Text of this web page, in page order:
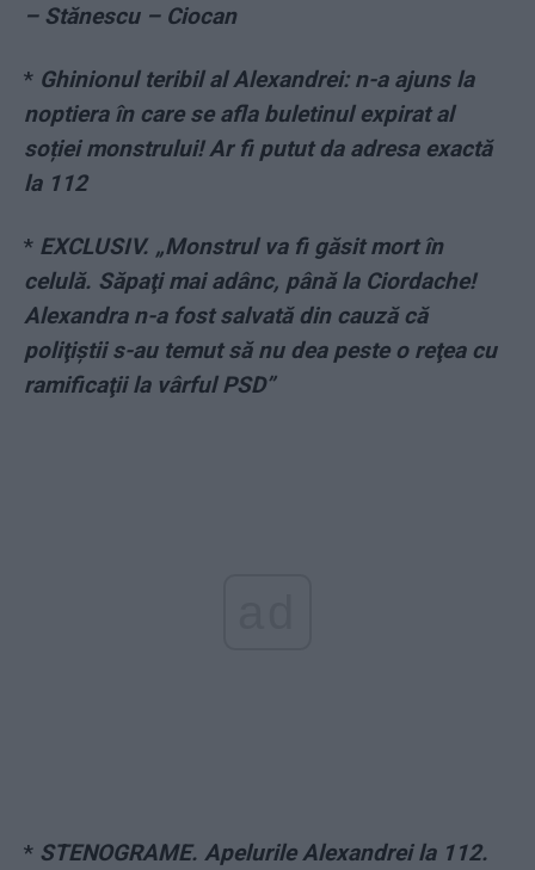
– Stănescu – Ciocan
* Ghinionul teribil al Alexandrei: n-a ajuns la
noptiera în care se afla buletinul expirat al
soției monstrului! Ar fi putut da adresa exactă
la 112
* EXCLUSIV. „Monstrul va fi găsit mort în
celulă. Săpaţi mai adânc, până la Ciordache!
Alexandra n-a fost salvată din cauză că
poliţiştii s-au temut să nu dea peste o reţea cu
ramificaţii la vârful PSD”
* STENOGRAME. Apelurile Alexandrei la 112.